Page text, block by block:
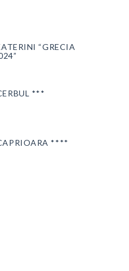
“GRECIA
***
****